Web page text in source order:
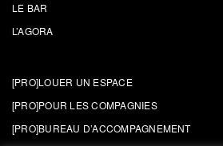
LE BAR
L’AGORA
[PRO]LOUER UN ESPACE
[PRO]POUR LES COMPAGNIES
[PRO]BUREAU D’ACCOMPAGNEMENT